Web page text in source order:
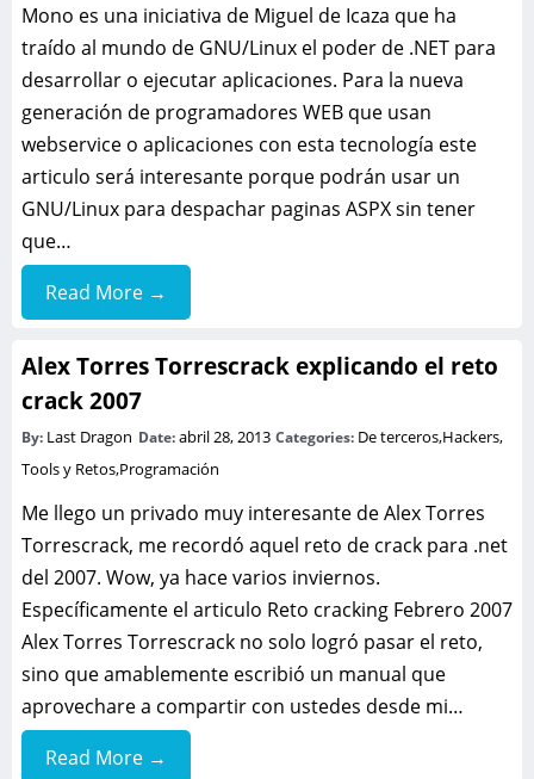
Mono es una iniciativa de Miguel de Icaza que ha
traído al mundo de GNU/Linux el poder de .NET para
desarrollar o ejecutar aplicaciones. Para la nueva
generación de programadores WEB que usan
webservice o aplicaciones con esta tecnología este
articulo será interesante porque podrán usar un
GNU/Linux para despachar paginas ASPX sin tener
que…
Read More →
Alex Torres Torrescrack explicando el reto
crack 2007
By: Last Dragon Date:abril 28, 2013 Categories: De terceros,Hackers,
Tools y Retos,Programación
Me llego un privado muy interesante de Alex Torres
Torrescrack, me recordó aquel reto de crack para .net
del 2007. Wow, ya hace varios inviernos.
Específicamente el articulo Reto cracking Febrero 2007
Alex Torres Torrescrack no solo logró pasar el reto,
sino que amablemente escribió un manual que
aprovechare a compartir con ustedes desde mi…
Read More →